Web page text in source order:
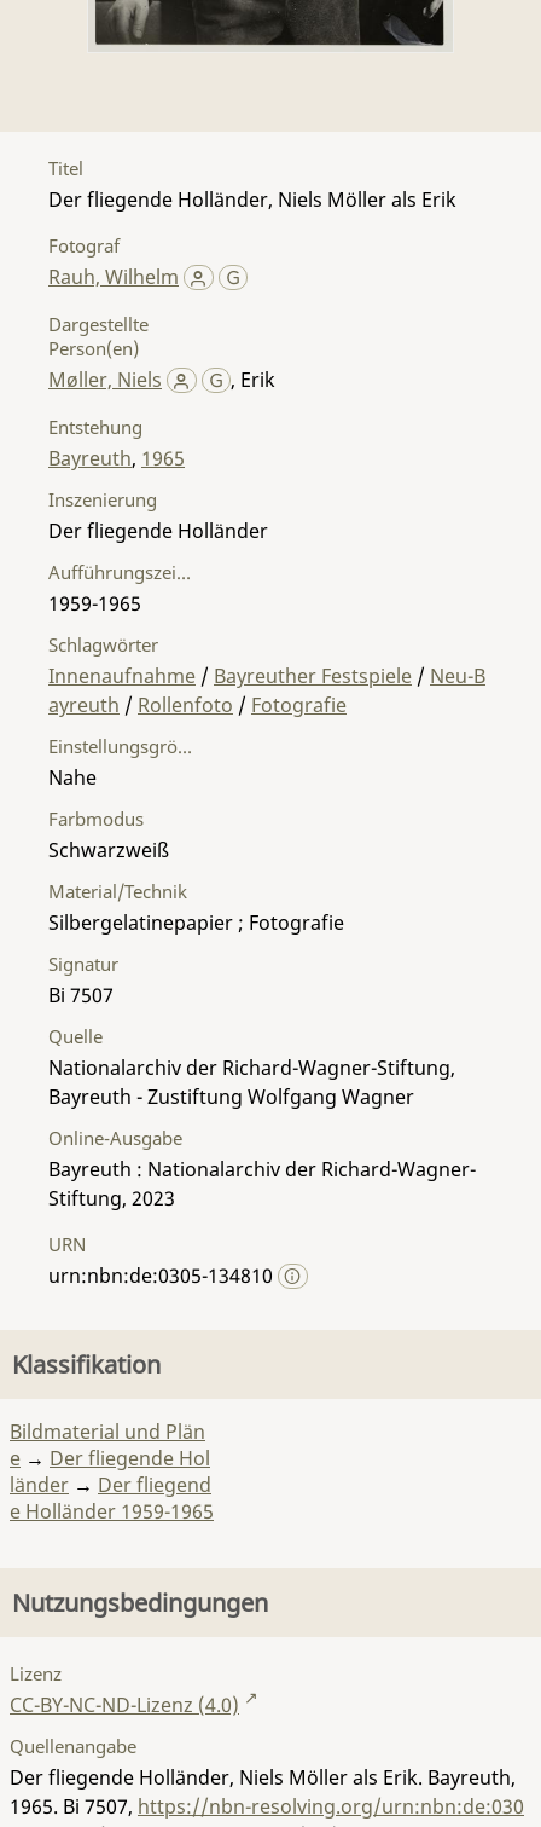
Titel
Der fliegende Holländer, Niels Möller als Erik
Fotograf
Rauh, Wilhelm
Dargestellte
Person(en)
Møller, Niels , Erik
Entstehung
Bayreuth, 1965
Material/Technik
Silbergelatinepapier ; Fotografie
Einstellungsgröße
Nahe
Farbmodus
Schwarzweiß
Inszenierung
Der fliegende Holländer
Aufführungszeitraum
1959-1965
Signatur
Bi 7507
Quelle
Nationalarchiv der Richard-Wagner-Stiftung,
Bayreuth - Zustiftung Wolfgang Wagner
Schlagwörter
Innenaufnahme / Bayreuther Festspiele / Neu-B
ayreuth / Rollenfoto / Fotografie
Online-Ausgabe
Bayreuth : Nationalarchiv der Richard-Wagner-
Stiftung, 2023
URN
urn:nbn:de:0305-134810
Klassifikation
Bildmaterial und Plän
e → Der fliegende Hol
länder → Der fliegend
e Holländer 1959-1965
Nutzungsbedingungen
Lizenz
CC-BY-NC-ND-Lizenz (4.0)
Quellenangabe
Der fliegende Holländer, Niels Möller als Erik. Bayreuth,
1965. Bi 7507, https://nbn-resolving.org/urn:nbn:de:030